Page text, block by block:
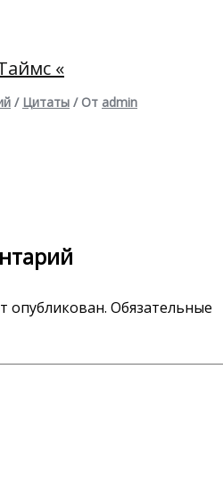
«
/ Цитаты / От admin
опубликован. Обязательные